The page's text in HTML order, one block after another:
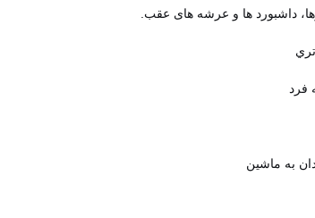
داشبورد ها و عرشه های عقب.
فرد
به ماشین